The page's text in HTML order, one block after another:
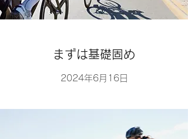
まずは基礎固め
2024年6月16日